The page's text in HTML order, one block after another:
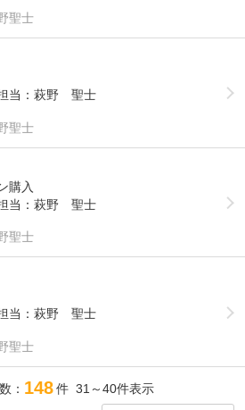
聖士
萩野 聖士
聖士
購入
萩野 聖士
聖士
萩野 聖士
聖士
： 148件 31～40件表示